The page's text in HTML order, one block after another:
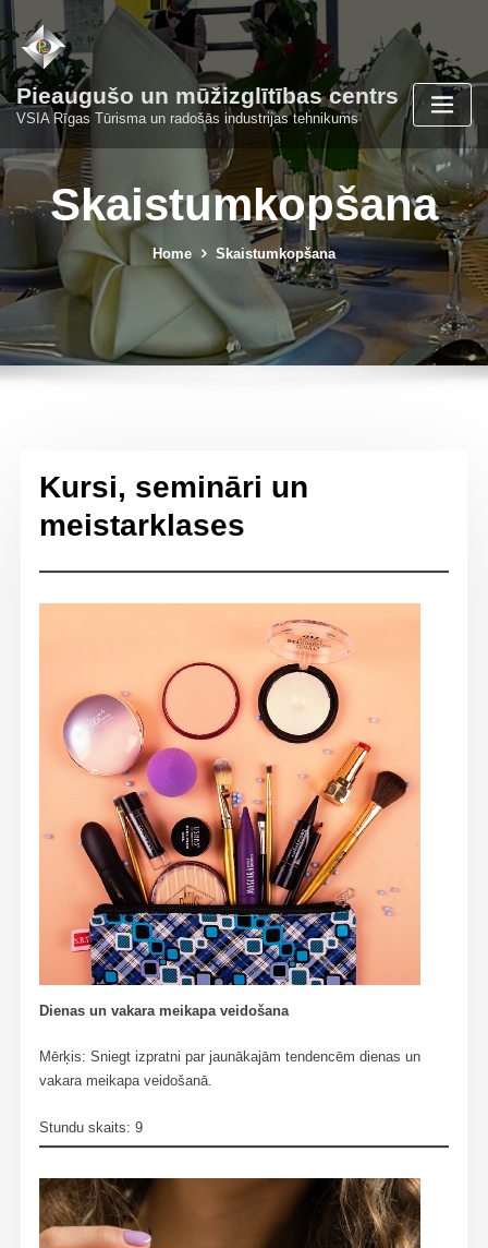
Skip
to
content
Pieaugušo un mūžizglītības centrs
VSIA Rīgas Tūrisma un radošās industrijas tehnikums
Skaistumkopšana
Home Skaistumkopšana
Kursi, semināri un
meistarklases
Dienas un vakara meikapa veidošana
Mērķis: Sniegt izpratni par jaunākajām tendencēm dienas un
vakara meikapa veidošanā.
Stundu skaits: 9